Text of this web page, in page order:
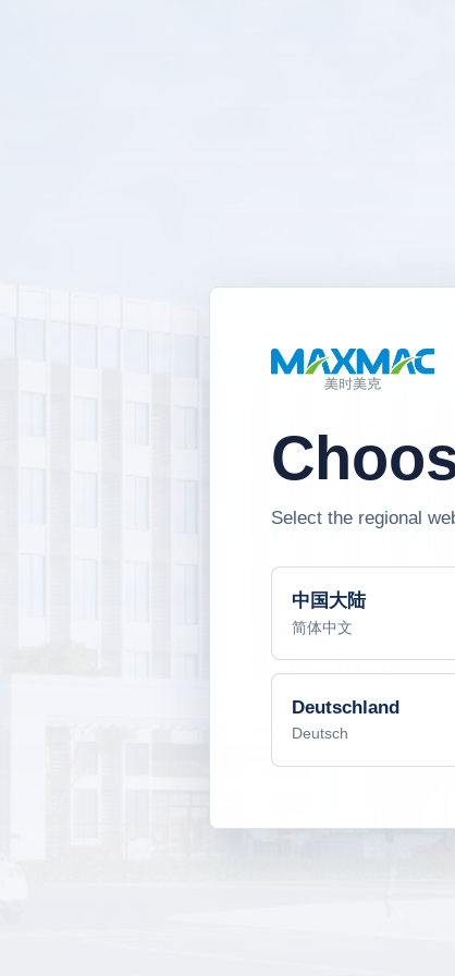
Select the regional
中国大陆
简体中文
Deutschland
Deutsch